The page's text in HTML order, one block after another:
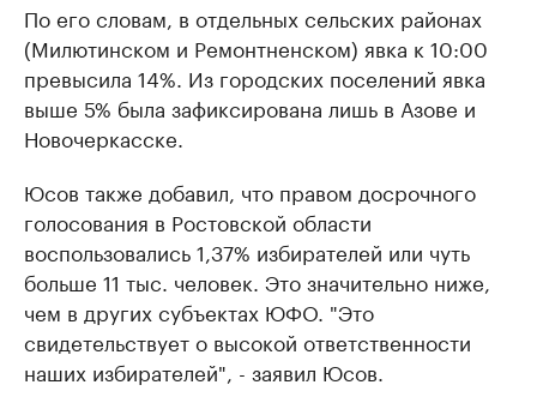
По его словам, в отдельных сельских районах
(Милютинском и Ремонтненском) явка к 10:00
превысила 14%. Из городских поселений явка
выше 5% была зафиксирована лишь в Азове и
Новочеркасске.
Юсов также добавил, что правом досрочного
голосования в Ростовской области
воспользовались 1,37% избирателей или чуть
больше 11 тыс. человек. Это значительно ниже,
чем в других субъектах ЮФО. "Это
свидетельствует о высокой ответственности
наших избирателей", - заявил Юсов.